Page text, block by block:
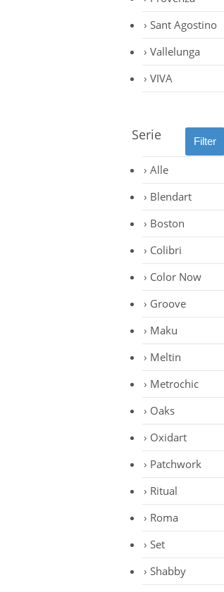
Sant Agostino
Vallelunga
VIVA
Serie
Alle
Blendart
Boston
Colibri
Color Now
Groove
Maku
Meltin
Metrochic
Oaks
Oxidart
Patchwork
Ritual
Roma
Set
Shabby